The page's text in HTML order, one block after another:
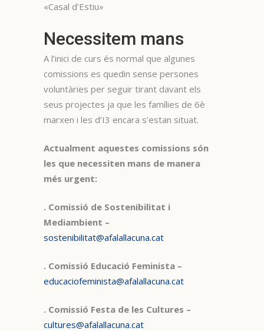
«Casal d’Estiu»
Necessitem mans
A l’inici de curs és normal que algunes
comissions es quedin sense persones
voluntàries per seguir tirant davant els
seus projectes ja que les famílies de 6è
marxen i les d’I3 encara s’estan situat.
Actualment aquestes comissions són
les que necessiten mans de manera
més urgent:
. Comissió de Sostenibilitat i
Mediambient –
sostenibilitat@afalallacuna.cat
. Comissió Educació Feminista –
educaciofeminista@afalallacuna.cat
. Comissió Festa de les Cultures –
cultures@afalallacuna.cat